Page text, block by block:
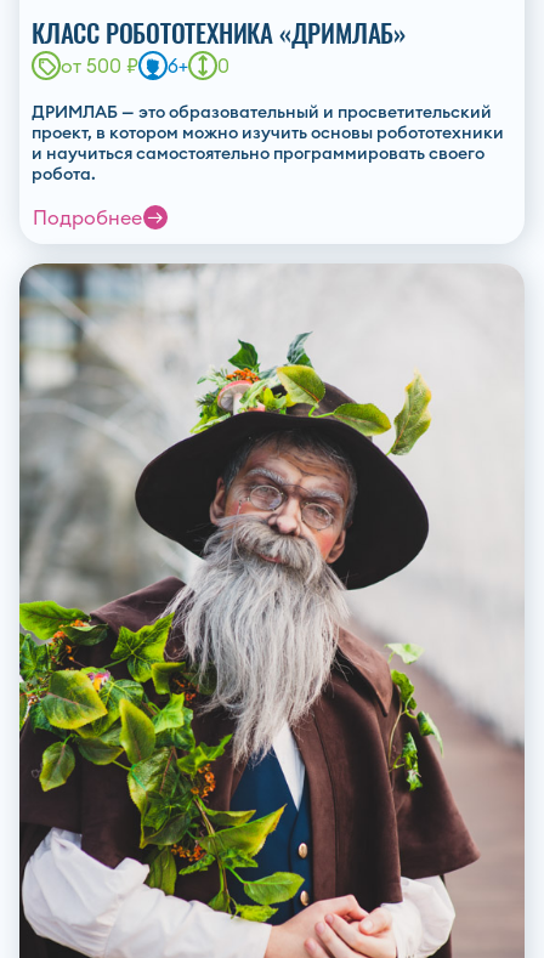
КЛАСС РОБОТОТЕХНИКА «ДРИМЛАБ»
от 500 ₽ 6+ 0
ДРИМЛАБ — это образовательный и просветительский
проект, в котором можно изучить основы робототехники
и научиться самостоятельно программировать своего
робота.
Подробнее